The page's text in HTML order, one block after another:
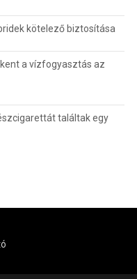
kötelező biztosítása
a vízfogyasztás az
találtak egy